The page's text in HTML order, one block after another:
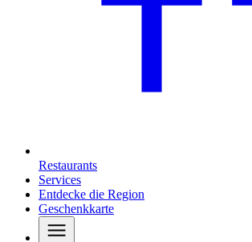
Restaurants
Services
Entdecke die Region
Geschenkkarte